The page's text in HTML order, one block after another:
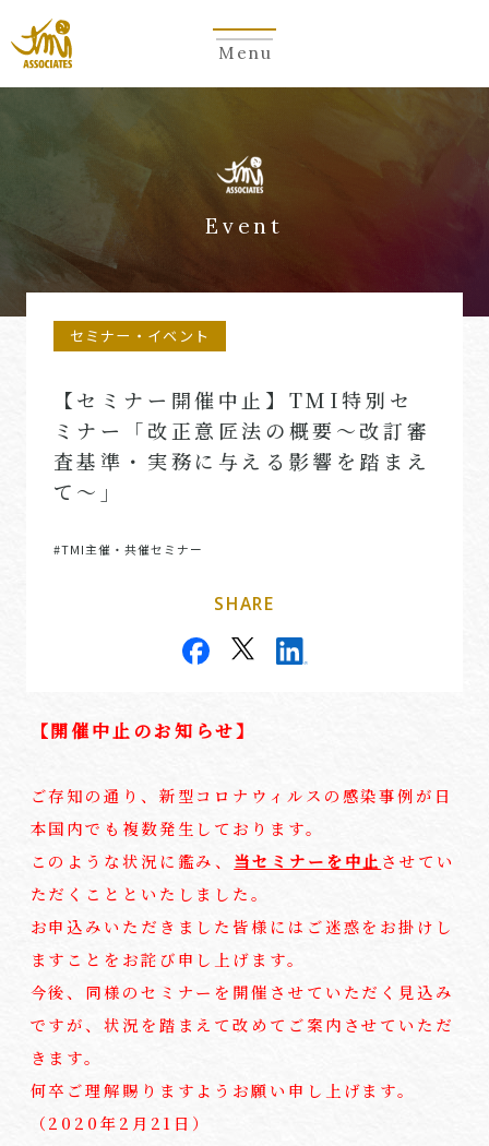
Menu
Event
セミナー・イベント
【セミナー開催中止】TMI特別セ
ミナー「改正意匠法の概要～改訂審
査基準・実務に与える影響を踏まえ
て～」
#TMI主催・共催セミナー
SHARE
【開催中止のお知らせ】
ご存知の通り、新型コロナウィルスの感染事例が日
本国内でも複数発生しております。
このような状況に鑑み、 当セミナーを中止 させてい
ただくことといたしました。
お申込みいただきました皆様にはご迷惑をお掛けし
ますことをお詫び申し上げます。
今後、同様のセミナーを開催させていただく見込み
ですが、状況を踏まえて改めてご案内させていただ
きます。
何卒ご理解賜りますようお願い申し上げます。
（2020年2月21日）